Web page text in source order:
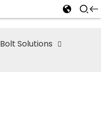
Bolt Solutions